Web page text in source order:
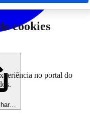
cookies
no portal do